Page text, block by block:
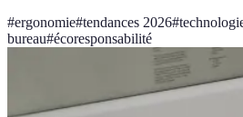
#ergonomie#tendances 2026#
bureau#écoresponsabilité